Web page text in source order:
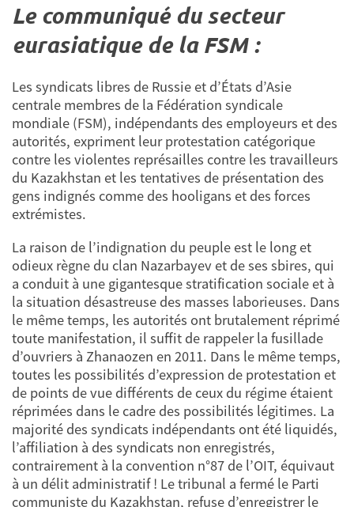
Le communiqué du secteur
eurasiatique de la FSM :
Les syndicats libres de Russie et d’États d’Asie
centrale membres de la Fédération syndicale
mondiale (FSM), indépendants des employeurs et des
autorités, expriment leur protestation catégorique
contre les violentes représailles contre les travailleurs
du Kazakhstan et les tentatives de présentation des
gens indignés comme des hooligans et des forces
extrémistes.
La raison de l’indignation du peuple est le long et
odieux règne du clan Nazarbayev et de ses sbires, qui
a conduit à une gigantesque stratification sociale et à
la situation désastreuse des masses laborieuses. Dans
le même temps, les autorités ont brutalement réprimé
toute manifestation, il suffit de rappeler la fusillade
d’ouvriers à Zhanaozen en 2011. Dans le même temps,
toutes les possibilités d’expression de protestation et
de points de vue différents de ceux du régime étaient
réprimées dans le cadre des possibilités légitimes. La
majorité des syndicats indépendants ont été liquidés,
l’affiliation à des syndicats non enregistrés,
contrairement à la convention n°87 de l’OIT, équivaut
à un délit administratif ! Le tribunal a fermé le Parti
communiste du Kazakhstan, refuse d’enregistrer le